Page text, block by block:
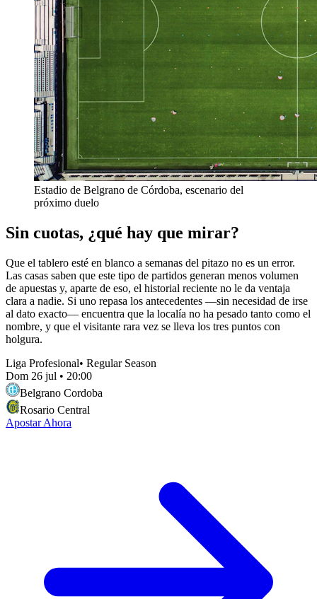
Estadio de Belgrano de Córdoba, escenario del
próximo duelo
Sin cuotas, ¿qué hay que mirar?
Que el tablero esté en blanco a semanas del pitazo no es un error.
Las casas saben que este tipo de partidos generan menos volumen
de apuestas y, aparte de eso, el historial reciente no le da ventaja
clara a nadie. Si uno repasa los antecedentes —sin necesidad de irse
al dato exacto— encuentra que la localía no ha pesado tanto como el
nombre, y que el visitante rara vez se lleva los tres puntos con
holgura.
Liga Profesional• Regular Season
Dom 26 jul • 20:00
Belgrano Cordoba
Rosario Central
Apostar Ahora